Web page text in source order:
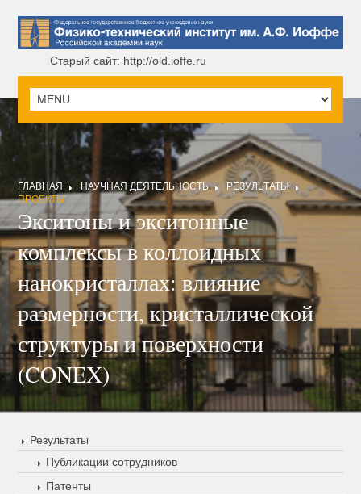
Старый сайт: http://old.ioffe.ru
ГЛАВНАЯ НАУЧНАЯ ДЕЯТЕЛЬНОСТЬ
РЕЗУЛЬТАТЫ
ПРОЕКТЫ
Экситоны и экситонные
комплексы в коллоидных
нанокристаллах: влияние
размерности, кристаллической
структуры и поверхности
(CONEX)
Результаты
Публикации сотрудников
Патенты